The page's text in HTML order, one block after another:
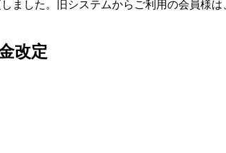
ました。旧システムからご利用の会員様
改定